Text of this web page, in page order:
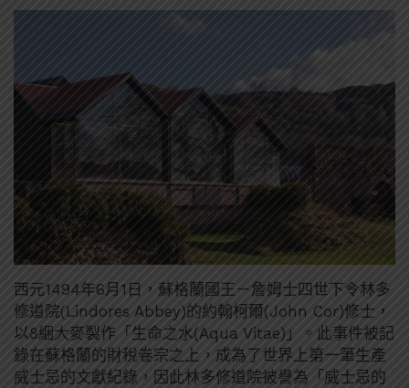
西元1494年6月1日，蘇格蘭國王－詹姆士四世下令林多
修道院(Lindores Abbey)的約翰柯爾(John Cor)修士，
以8綑大麥製作「生命之水(Aqua Vitae)」。此事件被記
錄在蘇格蘭的財稅卷宗之上，成為了世界上第一筆生產
威士忌的文獻紀錄，因此林多修道院被譽為「威士忌的